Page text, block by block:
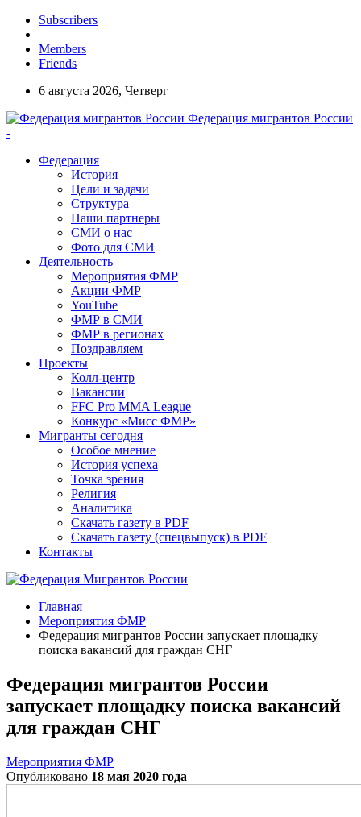
Subscribers
Members
Friends
6 августа 2026, Четверг
Федерация мигрантов России
-
Федерация
История
Цели и задачи
Структура
Наши партнеры
СМИ о нас
Фото для СМИ
Деятельность
Мероприятия ФМР
Акции ФМР
YouTube
ФМР в СМИ
ФМР в регионах
Поздравляем
Проекты
Колл-центр
Вакансии
FFC Pro MMA League
Конкурс «Мисс ФМР»
Мигранты сегодня
Особое мнение
История успеха
Точка зрения
Религия
Аналитика
Скачать газету в PDF
Скачать газету (спецвыпуск) в PDF
Контакты
Главная
Мероприятия ФМР
Федерация мигрантов России запускает площадку
поиска вакансий для граждан СНГ
Федерация мигрантов России
запускает площадку поиска вакансий
для граждан СНГ
Мероприятия ФМР
Опубликовано 18 мая 2020 года